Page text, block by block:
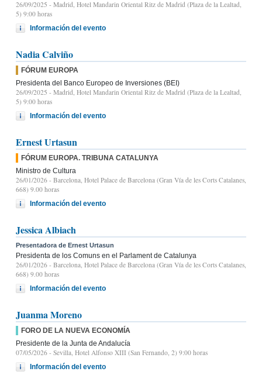
26/09/2025 - Madrid, Hotel Mandarin Oriental Ritz de Madrid (Plaza de la Lealtad,
5) 9:00 horas
Información del evento
Nadia Calviño
FÓRUM EUROPA
Presidenta del Banco Europeo de Inversiones (BEI)
26/09/2025 - Madrid, Hotel Mandarin Oriental Ritz de Madrid (Plaza de la Lealtad,
5) 9:00 horas
Información del evento
Ernest Urtasun
FÓRUM EUROPA. TRIBUNA CATALUNYA
Ministro de Cultura
26/01/2026 - Barcelona, Hotel Palace de Barcelona (Gran Vía de les Corts Catalanes,
668) 9.00 horas
Información del evento
Jessica Albiach
Presentadora de Ernest Urtasun
Presidenta de los Comuns en el Parlament de Catalunya
26/01/2026 - Barcelona, Hotel Palace de Barcelona (Gran Vía de les Corts Catalanes,
668) 9.00 horas
Información del evento
Juanma Moreno
FORO DE LA NUEVA ECONOMÍA
Presidente de la Junta de Andalucía
07/05/2026 - Sevilla, Hotel Alfonso XIII (San Fernando, 2) 9:00 horas
Información del evento